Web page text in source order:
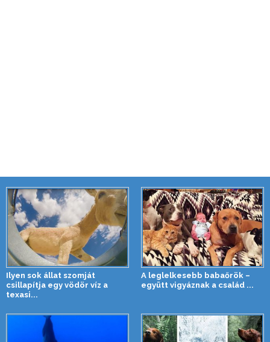
Ilyen sok állat szomját
csillapítja egy vödör víz a
texasi...
A leglelkesebb babaőrök –
együtt vigyáznak a család ...